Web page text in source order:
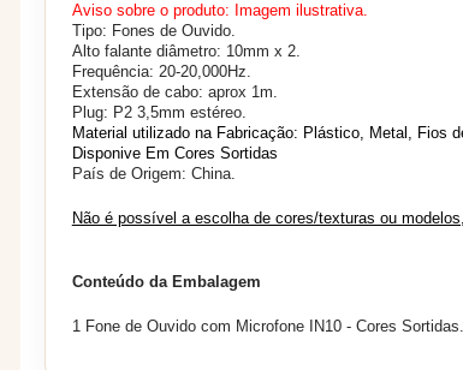
Aviso sobre o produto: Imagem ilustrativa.
Tipo: Fones de Ouvido.
Alto falante diâmetro: 10mm x 2.
Frequência: 20-20,000Hz.
Extensão de cabo: aprox 1m.
Plug: P2 3,5mm estéreo.
Material utilizado na Fabricação: Plástico, Metal, Fios
Disponive Em Cores Sortidas
País de Origem: China.
Não é possível a escolha de cores/texturas ou
Conteúdo da Embalagem
1 Fone de Ouvido com Microfone IN10 - Cores Sortidas.